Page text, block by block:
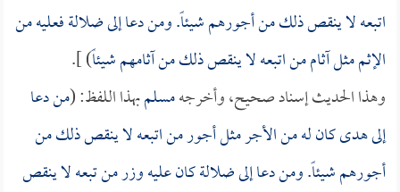
اتبعه لا ينقص ذلك من أجورهم شيئاً. ومن دعا إلى ضلالة فعليه من
الإثم مثل آثام من اتبعه لا ينقص ذلك من آثامهم شيئاً) ].
وهذا الحديث إسناد صحيح، وأخرجهمسلمبهذا اللفظ: (من دعا
إلى هدى كان له من الأجر مثل أجور من اتبعه لا ينقص ذلك من
أجورهم شيئاً. ومن دعا إلى ضلالة كان عليه وزر من تبعه لا ينقص